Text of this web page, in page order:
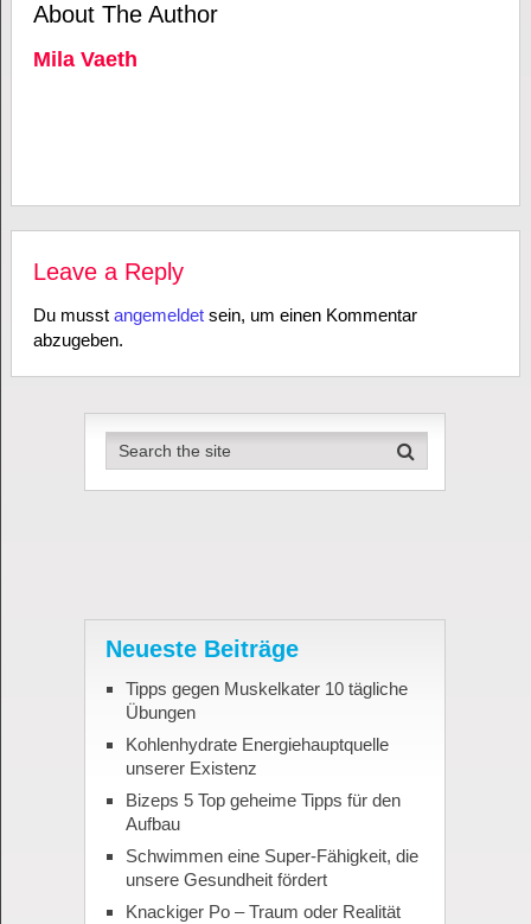
About The Author
Mila Vaeth
Leave a Reply
Du musst angemeldetsein, um einen Kommentar
abzugeben.
Neueste Beiträge
Tipps gegen Muskelkater 10 tägliche
Übungen
Kohlenhydrate Energiehauptquelle
unserer Existenz
Bizeps 5 Top geheime Tipps für den
Aufbau
Schwimmen eine Super-Fähigkeit, die
unsere Gesundheit fördert
Knackiger Po – Traum oder Realität